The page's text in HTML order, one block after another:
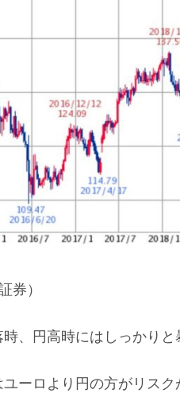
券）
、円高時にはしっかりと
ーロより円の方がリスク